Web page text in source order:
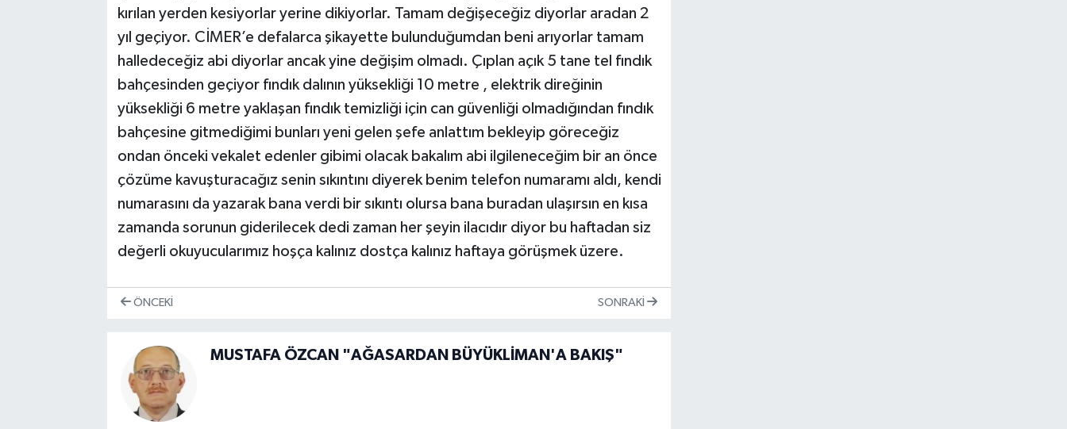
kırılan yerden kesiyorlar yerine dikiyorlar. Tamam değişeceğiz diyorlar aradan 2
yıl geçiyor. CİMER’e defalarca şikayette bulunduğumdan beni arıyorlar tamam
halledeceğiz abi diyorlar ancak yine değişim olmadı. Çıplan açık 5 tane tel fındık
bahçesinden geçiyor fındık dalının yüksekliği 10 metre , elektrik direğinin
yüksekliği 6 metre yaklaşan fındık temizliği için can güvenliği olmadığından fındık
bahçesine gitmediğimi bunları yeni gelen şefe anlattım bekleyip göreceğiz
ondan önceki vekalet edenler gibimi olacak bakalım abi ilgileneceğim bir an önce
çözüme kavuşturacağız senin sıkıntını diyerek benim telefon numaramı aldı, kendi
numarasını da yazarak bana verdi bir sıkıntı olursa bana buradan ulaşırsın en kısa
zamanda sorunun giderilecek dedi zaman her şeyin ilacıdır diyor bu haftadan siz
değerli okuyucularımız hoşça kalınız dostça kalınız haftaya görüşmek üzere.
ÖNCEKI SONRAKI
MUSTAFA ÖZCAN "AĞASARDAN BÜYÜKLİMAN'A BAKIŞ"